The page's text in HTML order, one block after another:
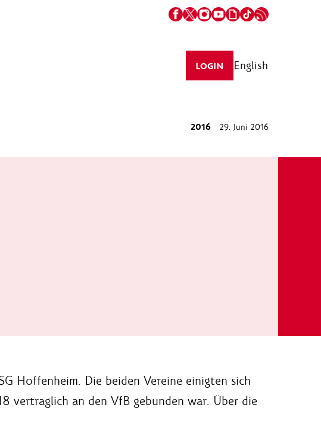
LOGIN English
2016 29. Juni 2016
Hoffenheim. Die beiden Vereine einigten sich
vertraglich an den VfB gebunden war. Über die